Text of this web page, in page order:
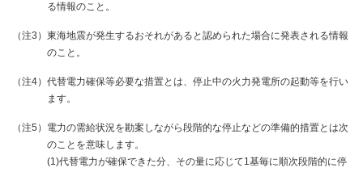
る情報のこと。
（注3） 東海地震が発生するおそれがあると認められた場合に発表される情報
のこと。
（注4） 代替電力確保等必要な措置とは、停止中の火力発電所の起動等を行い
ます。
（注5） 電力の需給状況を勘案しながら段階的な停止などの準備的措置とは次
のことを意味します。
(1)代替電力が確保できた分、その量に応じて1基毎に順次段階的に停